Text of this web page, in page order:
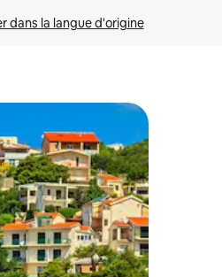
dans la langue d'origine